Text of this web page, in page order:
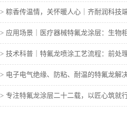
> 电子电气绝缘、防粘、耐温的特氟龙解